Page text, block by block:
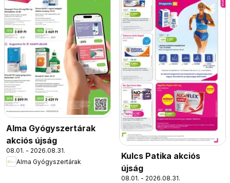
Alma Gyógyszertárak
akciós újság
08.01. - 2026.08.31.
Alma Gyógyszertárak
Kulcs Patika akciós
újság
08.01. - 2026.08.31.